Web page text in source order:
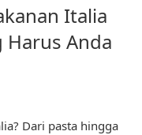
Italia
Harus Anda
Dari pasta hingga